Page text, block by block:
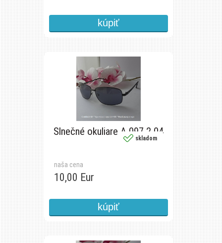
Slnečné okuliare A 097 2 04
naša cena
10,00 Eur
skladom